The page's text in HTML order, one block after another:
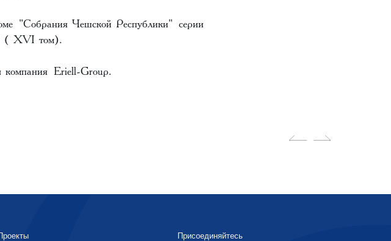
"Собрания Чешской Республики" серии
( XVI том).
компания Eriell-Group.
Проекты Присоединяйтесь